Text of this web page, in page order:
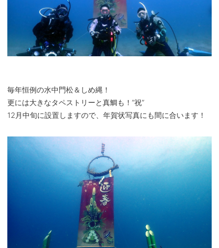
毎年恒例の水中門松＆しめ縄！
更には大きなタペストリーと真鯛も！”祝”
12月中旬に設置しますので、年賀状写真にも間に合います！